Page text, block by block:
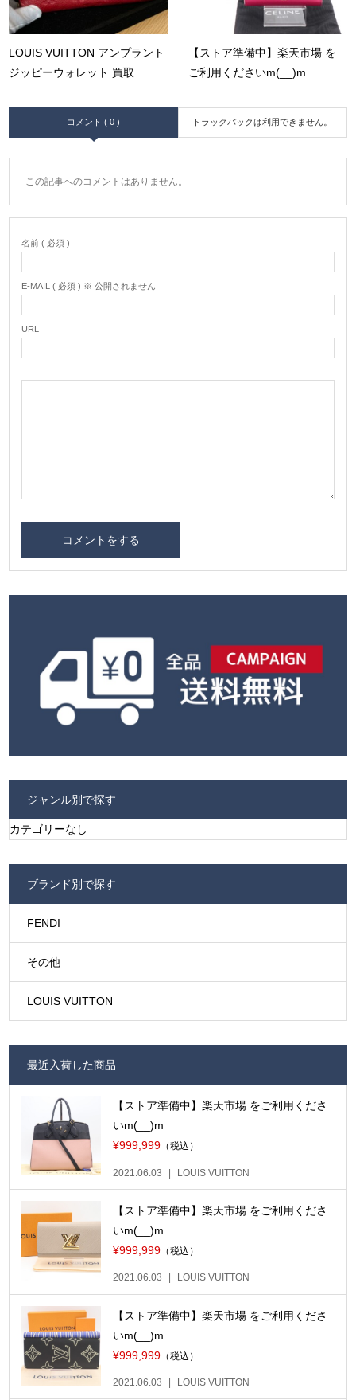
LOUIS VUITTON アンプラント
ジッピーウォレット 買取...
【ストア準備中】楽天市場 を
ご利用くださいm(__)m
コメント ( 0 ) トラックバックは利用できません。
この記事へのコメントはありません。
名前 ( 必須 )
E-MAIL ( 必須 ) ※ 公開されません
URL
ジャンル別で探す
カテゴリーなし
ブランド別で探す
FENDI
その他
LOUIS VUITTON
最近入荷した商品
【ストア準備中】楽天市場 をご利用くださ
いm(__)m
¥999,999 （税込）
2021.06.03 LOUIS VUITTON
【ストア準備中】楽天市場 をご利用くださ
いm(__)m
¥999,999 （税込）
2021.06.03 LOUIS VUITTON
【ストア準備中】楽天市場 をご利用くださ
いm(__)m
¥999,999 （税込）
2021.06.03 LOUIS VUITTON